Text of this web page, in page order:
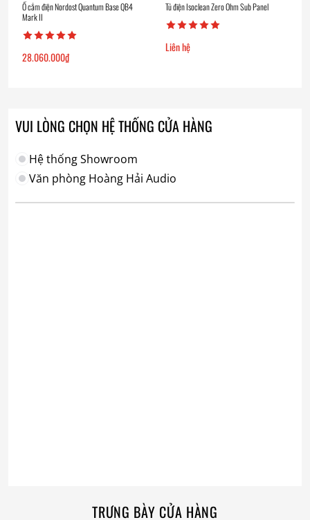
Ổ cắm điện Nordost Quantum Base QB4
Mark II
28.060.000₫
Tủ điện Isoclean Zero Ohm Sub Panel
Liên hệ
VUI LÒNG CHỌN HỆ THỐNG CỬA HÀNG
Hệ thống Showroom
Văn phòng Hoàng Hải Audio
TRƯNG BÀY CỬA HÀNG